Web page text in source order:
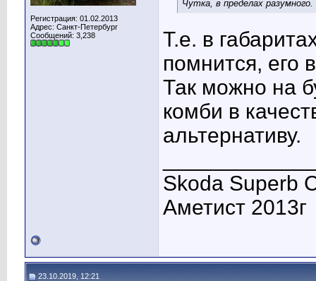
Регистрация: 01.02.2013
Адрес: Санкт-Петербург
Сообщений: 3,238
Чутка, в пределах разумного.
Т.е. в
помнится, его
Так можно на
комби в
альтернативу.
Skoda Superb
Аметист 2013г
23.10.2019, 12:21